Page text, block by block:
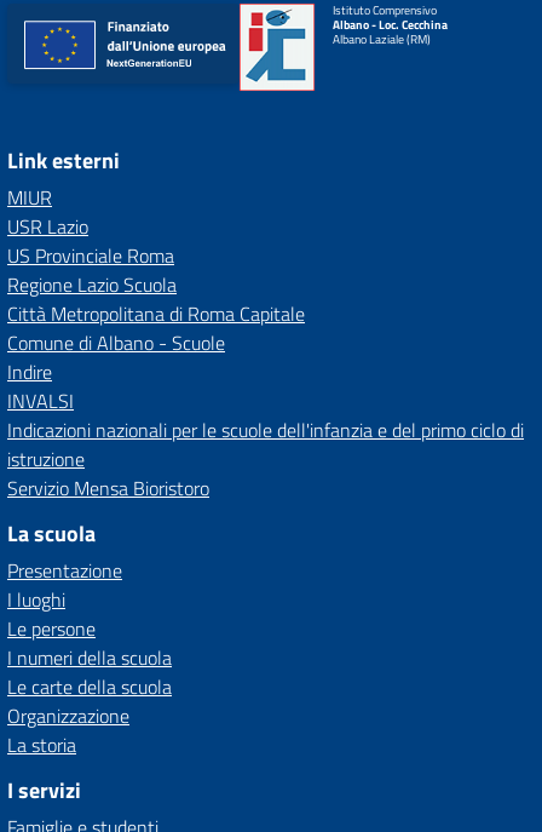
Istituto Comprensivo
Albano - Loc. Cecchina
Albano Laziale (RM)
Link esterni
MIUR
USR Lazio
US Provinciale Roma
Regione Lazio Scuola
Città Metropolitana di Roma Capitale
Comune di Albano - Scuole
Indire
INVALSI
Indicazioni nazionali per le scuole dell'infanzia e del primo ciclo di
istruzione
Servizio Mensa Bioristoro
La scuola
Presentazione
I luoghi
Le persone
I numeri della scuola
Le carte della scuola
Organizzazione
La storia
I servizi